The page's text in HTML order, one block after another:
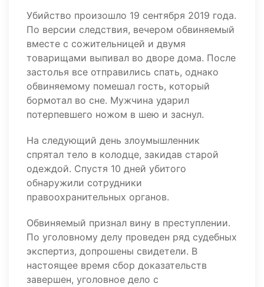
Убийство произошло 19 сентября 2019 года.
По версии следствия, вечером обвиняемый
вместе с сожительницей и двумя
товарищами выпивал во дворе дома. После
застолья все отправились спать, однако
обвиняемому помешал гость, который
бормотал во сне. Мужчина ударил
потерпевшего ножом в шею и заснул.
На следующий день злоумышленник
спрятал тело в колодце, закидав старой
одеждой. Спустя 10 дней убитого
обнаружили сотрудники
правоохранительных органов.
Обвиняемый признал вину в преступлении.
По уголовному делу проведен ряд судебных
экспертиз, допрошены свидетели. В
настоящее время сбор доказательств
завершен, уголовное дело с